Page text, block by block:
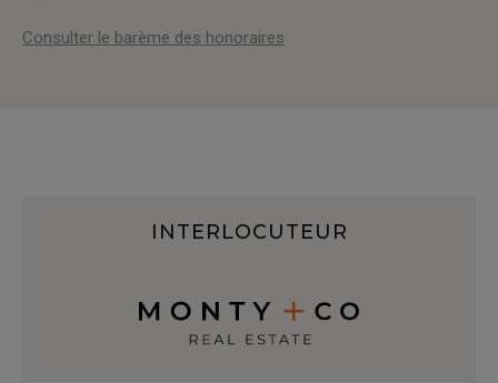
Consulter le barème des honoraires
INTERLOCUTEUR